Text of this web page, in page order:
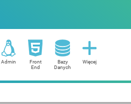
Admin
Front
End
Bazy
Danych
Więcej